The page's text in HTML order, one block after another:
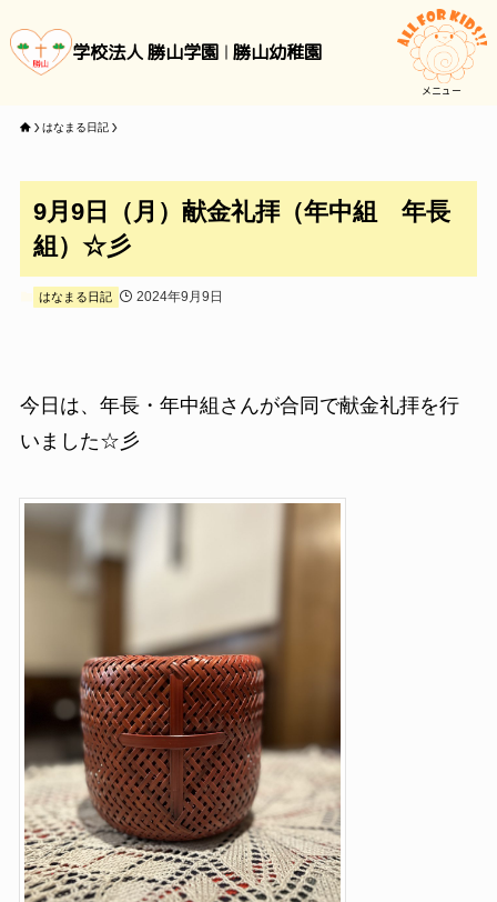
学校法人 勝山学園 勝山幼稚園
メニュー
はなまる日記
9月9日（月）献金礼拝（年中組 年長
組）☆彡
はなまる日記 2024年9月9日
今日は、年長・年中組さんが合同で献金礼拝を行
いました☆彡